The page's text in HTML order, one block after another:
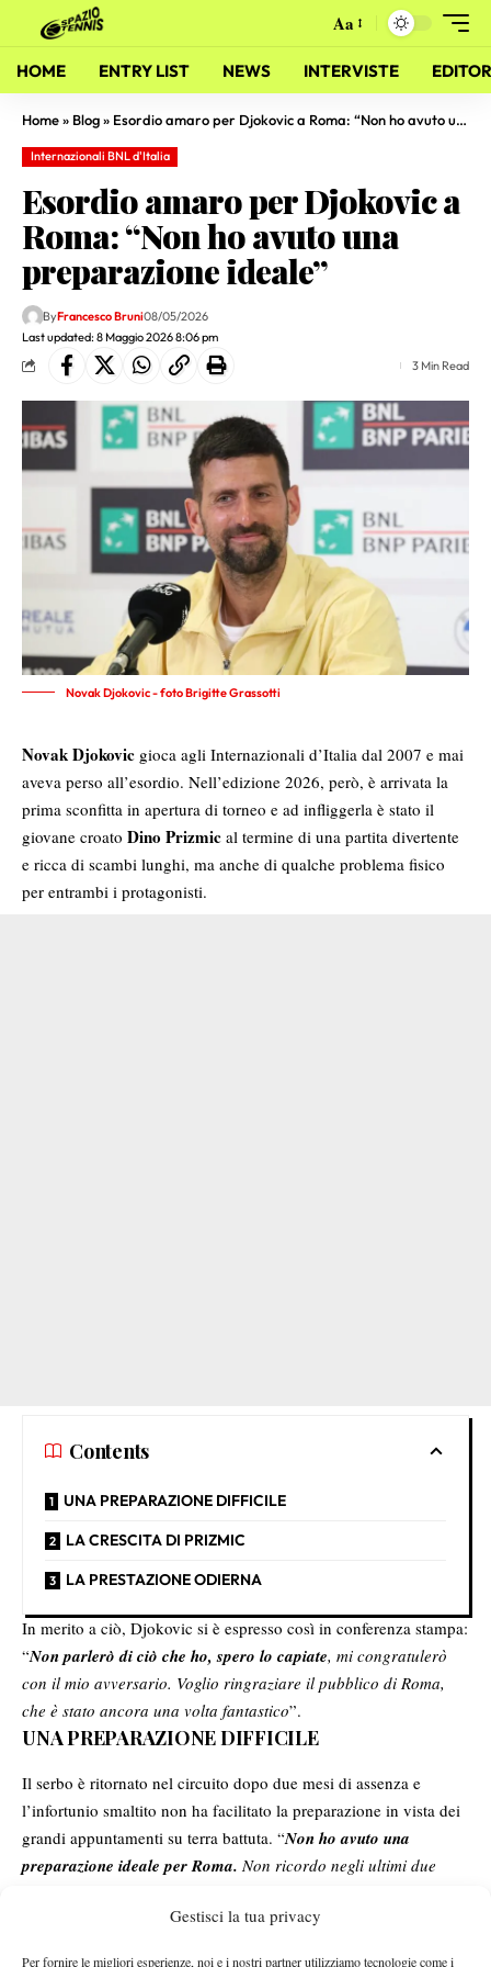
Gestisci la tua privacy
Per fornire le migliori esperienze, noi e i nostri partner utilizziamo tecnologie come i
Aa
HOME ENTRY LIST NEWS INTERVISTE
Home» Blog» Esordio amaro per Djokovic a Roma: “Non ho avuto una preparazione ideale”
Internazionali BNL d'Italia
Esordio amaro per Djokovic a
Roma: “Non ho avuto una
preparazione ideale”
Last updated: 8 Maggio 2026 8:06 pm
ByFrancesco Bruni08/05/2026
3 Min Read
Novak Djokovic - foto Brigitte Grassotti
Novak Djokovic gioca agli Internazionali d’Italia dal 2007 e mai
aveva perso all’esordio. Nell’edizione 2026, però, è arrivata la
prima sconfitta in apertura di torneo e ad infliggerla è stato il
giovane croato Dino Prizmic al termine di una partita divertente
e ricca di scambi lunghi, ma anche di qualche problema fisico
per entrambi i protagonisti.
Contents
UNA PREPARAZIONE DIFFICILE
LA CRESCITA DI PRIZMIC
LA PRESTAZIONE ODIERNA
In merito a ciò, Djokovic si è espresso così in conferenza stampa:
“Non parlerò di ciò che ho, spero lo capiate, mi congratulerò
con il mio avversario. Voglio ringraziare il pubblico di Roma,
che è stato ancora una volta fantastico”.
UNA PREPARAZIONE DIFFICILE
Il serbo è ritornato nel circuito dopo due mesi di assenza e
l’infortunio smaltito non ha facilitato la preparazione in vista dei
grandi appuntamenti su terra battuta. “Non ho avuto una
preparazione ideale per Roma.Non ricordo negli ultimi due
C’è sempre qualcosa con cui devo venire a patti, ma